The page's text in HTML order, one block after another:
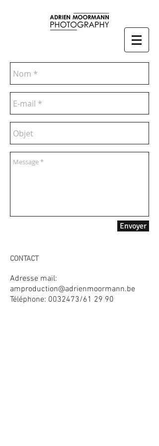
CONTACT
Adresse mail:
amproduction@adrienmoormann.be
Téléphone: 0032473/61 29 90
Envoyer